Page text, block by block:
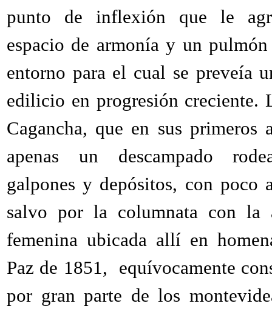
punto de inflexión que le
espacio de armonía y un
entorno para el cual se preveía
edilicio en progresión creciente.
Cagancha, que en sus primeros
apenas un descampado
galpones y depósitos, con poco
salvo por la columnata con la
femenina ubicada allí en
Paz de 1851, equívocamente
por gran parte de los